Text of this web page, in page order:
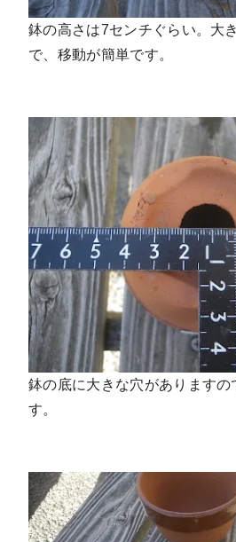
鉢の高さは7センチぐらい。大
で、移動が簡単です。
鉢の底に大きな穴があります
す。